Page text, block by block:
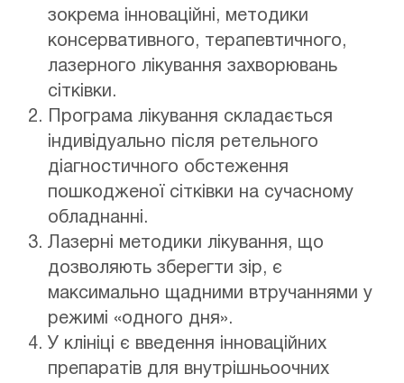
зокрема інноваційні, методики
консервативного, терапевтичного,
лазерного лікування захворювань
сітківки.
Програма лікування складається
індивідуально після ретельного
діагностичного обстеження
пошкодженої сітківки на сучасному
обладнанні.
Лазерні методики лікування, що
дозволяють зберегти зір, є
максимально щадними втручаннями у
режимі «одного дня».
У клініці є введення інноваційних
препаратів для внутрішньоочних